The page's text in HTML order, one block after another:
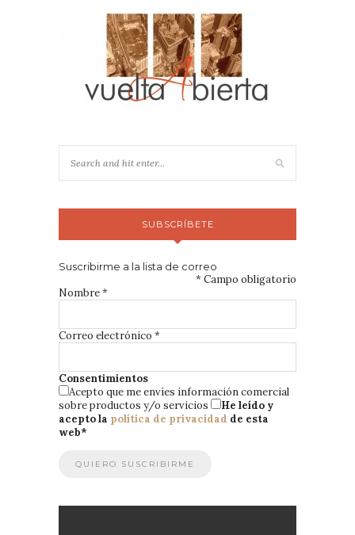
SUBSCRÍBETE
Suscribirme a la lista de correo
* Campo obligatorio
Nombre*
Correo electrónico *
Consentimientos
Acepto que me envíes información comercial
sobre productos y/o servicios
He leído y
acepto la política de privacidad de esta
web*